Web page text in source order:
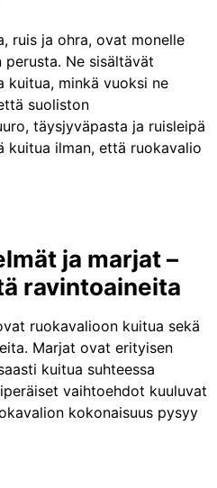
ruis ja ohra, ovat monelle
perusta. Ne sisältävät
kuitua, minkä vuoksi ne
suoliston
täysjyväpasta ja ruisleipä
kuitua ilman, että ruokavalio
ja marjat –
ravintoaineita
ruokavalioon kuitua sekä
Marjat ovat erityisen
kuitua suhteessa
vaihtoehdot kuuluvat
kokonaisuus pysyy